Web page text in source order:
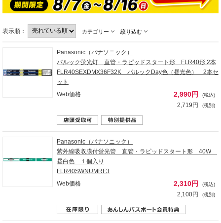
表示順： カテゴリー 絞り込む
Panasonic（パナソニック）
パルック蛍光灯 直管・ラピッドスタート形 FLR40形 2本
FLR40SEXDMX36F32K パルックDay色（昼光色） 2本セ
ット
Web価格
2,990円 (税込)
2,719円 (税別)
Panasonic（パナソニック）
紫外線吸収膜付蛍光管 直管・ラピッドスタート形 40W
昼白色 １個入り
FLR40SWNUMRF3
Web価格
2,310円 (税込)
2,100円 (税別)